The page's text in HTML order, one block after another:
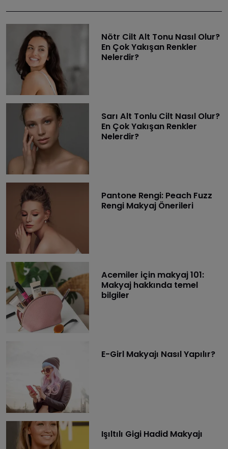
Nötr Cilt Alt Tonu Nasıl Olur?
En Çok Yakışan Renkler
Nelerdir?
Sarı Alt Tonlu Cilt Nasıl Olur?
En Çok Yakışan Renkler
Nelerdir?
Pantone Rengi: Peach Fuzz
Rengi Makyaj Önerileri
Acemiler için makyaj 101:
Makyaj hakkında temel
bilgiler
E-Girl Makyajı Nasıl Yapılır?
Işıltılı Gigi Hadid Makyajı